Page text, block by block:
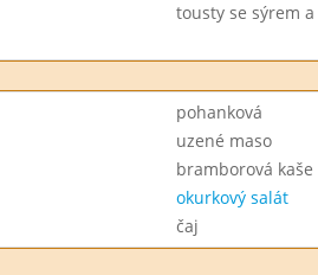
tousty se sýrem
pohanková
uzené maso
bramborová kaše
okurkový salát
čaj